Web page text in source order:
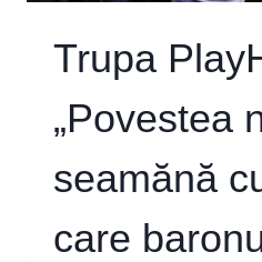
Trupa
„Povestea
seamănă
care